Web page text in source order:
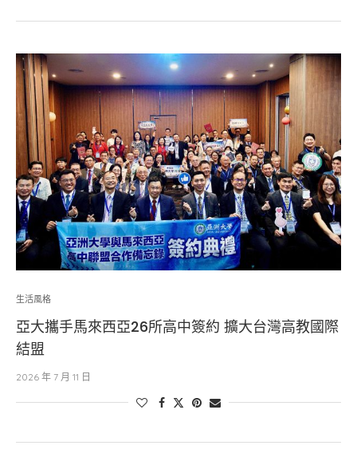
生活風格
亞大攜手馬來西亞26所高中簽約 擴大台灣高教國際
結盟
2026 年 7 月 11 日